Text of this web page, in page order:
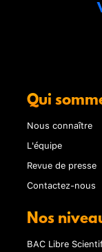
Qui
Nous connaître
L'équipe
Revue de presse
Contactez-nous
Nos
BAC Libre